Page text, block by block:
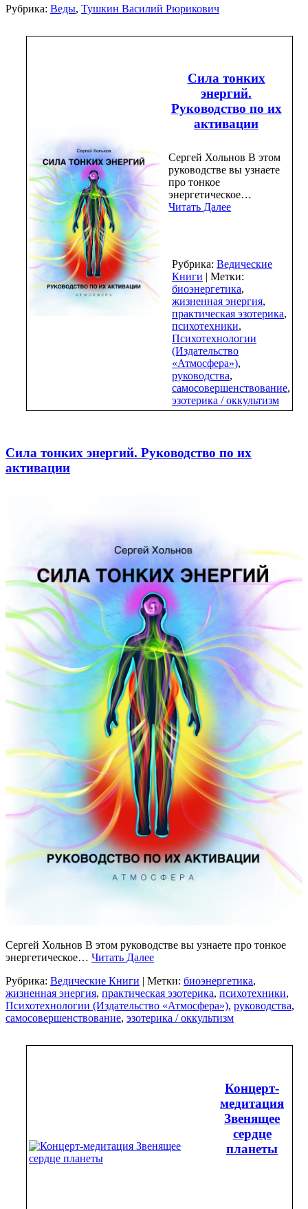
Рубрика: Веды, Тушкин Василий Рюрикович
Сила тонких
энергий.
Руководство по их
активации
Сергей Хольнов В этом
руководстве вы узнаете
про тонкое
энергетическое…
Читать Далее
Рубрика: Ведические
Книги | Метки:
биоэнергетика,
жизненная энергия,
практическая эзотерика,
психотехники,
Психотехнологии
(Издательство
«Атмосфера»),
руководства,
самосовершенствование,
эзотерика / оккультизм
Сила тонких энергий. Руководство по их
активации
Сергей Хольнов В этом руководстве вы узнаете про тонкое
энергетическое… Читать Далее
Рубрика: Ведические Книги | Метки: биоэнергетика,
жизненная энергия, практическая эзотерика, психотехники,
Психотехнологии (Издательство «Атмосфера»), руководства,
самосовершенствование, эзотерика / оккультизм
Концерт-
медитация
Звенящее
сердце
планеты